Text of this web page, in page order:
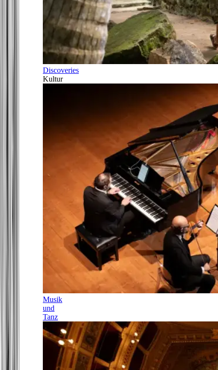
Discoveries
Kultur
Musik
und
Tanz